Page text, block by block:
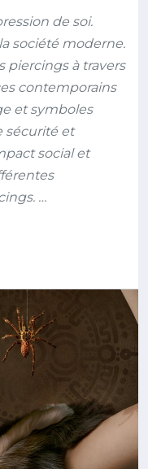
de soi.
société moderne.
piercings à travers
contemporains
et symboles
sécurité et
social et
…